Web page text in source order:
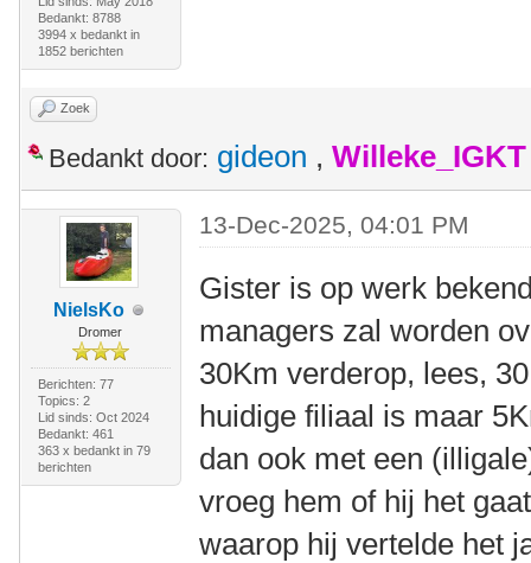
Bedankt: 8788
3994 x bedankt in
1852 berichten
Zoek
Bedankt door: gideon , Willeke_IGKT
NielsKo
Dromer
Berichten: 77
Topics: 2
Lid sinds: Oct 2024
Bedankt: 461
363 x bedankt in 79
berichten
13-Dec-2025, 04:01 PM
Gister is op werk
managers zal worden
30Km verderop, lees,
huidige filiaal is maar
dan ook met een
vroeg hem of hij het
waarop hij vertelde het